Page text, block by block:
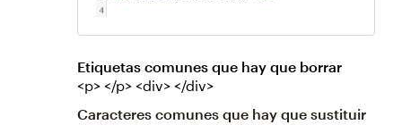
Etiquetas comunes que hay que borrar
<p> </p> <div> </div>
Caracteres comunes que hay que sustituir